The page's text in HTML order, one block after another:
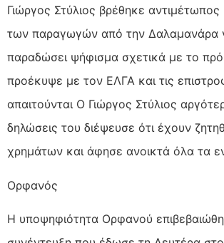
Γιώργος Στύλιος βρέθηκε
των παραγωγών από την Δαλαμανάρα
παραδώσει ψήφισμα σχετικά με το
προέκυψε με τον ΕΛΓΑ και τις
απαιτούνται Ο Γιώργος Στύλιος
δηλώσεις του διέψευσε ότι έχουν
χρημάτων και άφησε ανοικτά όλα τα
Ορφανός
Η υποψηφιότητα Ορφανού